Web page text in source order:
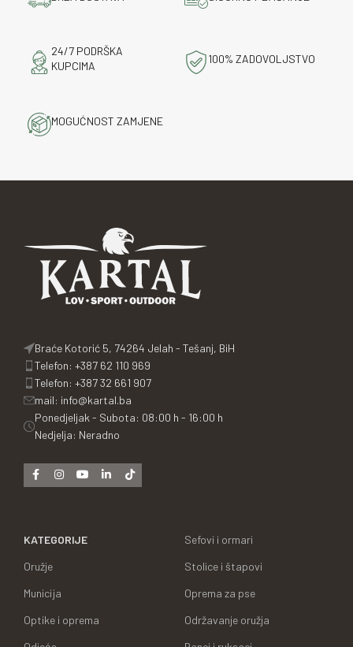
24/7 PODRŠKA
KUPCIMA
100% ZADOVOLJSTVO
MOGUĆNOST ZAMJENE
Braće Kotorić 5, 74264 Jelah - Tešanj, BiH
Telefon: +387 62 110 969
Telefon: +387 32 661 907
mail: info@kartal.ba
Ponedjeljak - Subota: 08:00 h - 16:00 h
Nedjelja: Neradno
KATEGORIJE
Oružje
Municija
Optike i oprema
Sefovi i ormari
Stolice i štapovi
Oprema za pse
Održavanje oružja